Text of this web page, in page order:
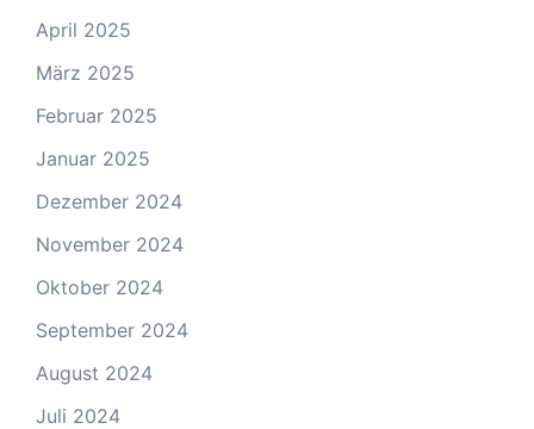
April 2025
März 2025
Februar 2025
Januar 2025
Dezember 2024
November 2024
Oktober 2024
September 2024
August 2024
Juli 2024